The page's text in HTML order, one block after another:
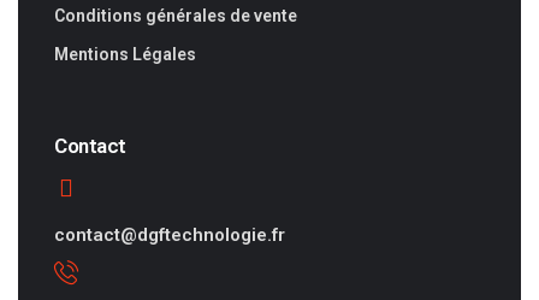
Conditions générales de vente
Mentions Légales
Contact
contact@dgftechnologie.fr